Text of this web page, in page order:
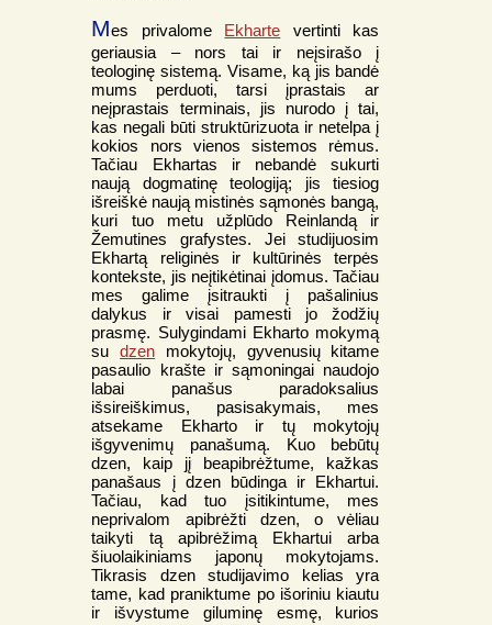
Mes privalome Ekharte vertinti kas
geriausia – nors tai ir neįsirašo į
teologinę sistemą. Visame, ką jis bandė
mums perduoti, tarsi įprastais ar
neįprastais terminais, jis nurodo į tai,
kas negali būti struktūrizuota ir netelpa į
kokios nors vienos sistemos rėmus.
Tačiau Ekhartas ir nebandė sukurti
naują dogmatinę teologiją; jis tiesiog
išreiškė naują mistinės sąmonės bangą,
kuri tuo metu užplūdo Reinlandą ir
Žemutines grafystes. Jei studijuosim
Ekhartą religinės ir kultūrinės terpės
kontekste, jis neįtikėtinai įdomus. Tačiau
mes galime įsitraukti į pašalinius
dalykus ir visai pamesti jo žodžių
prasmę. Sulygindami Ekharto mokymą
sudzen mokytojų, gyvenusių kitame
pasaulio krašte ir sąmoningai naudojo
labai panašus paradoksalius
išsireiškimus, pasisakymais, mes
atsekame Ekharto ir tų mokytojų
išgyvenimų panašumą. Kuo bebūtų
dzen, kaip jį beapibrėžtume, kažkas
panašaus į dzen būdinga ir Ekhartui.
Tačiau, kad tuo įsitikintume, mes
neprivalom apibrėžti dzen, o vėliau
taikyti tą apibrėžimą Ekhartui arba
šiuolaikiniams japonų mokytojams.
Tikrasis dzen studijavimo kelias yra
tame, kad praniktume po išoriniu kiautu
ir išvystume giluminę esmę, kurios